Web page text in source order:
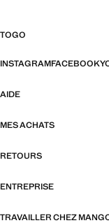
TOGO
INSTAGRAMFACEBOOK
AIDE
MES ACHATS
RETOURS
ENTREPRISE
TRAVAILLER CHEZ